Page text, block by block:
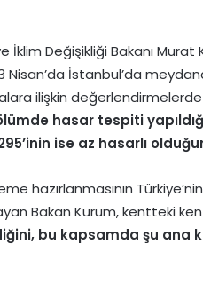
İklim Değişikliği Bakanı Murat
Nisan’da İstanbul’da
ilişkin
hasar tespiti
ise az hasarlı
hazırlanmasının
Bakan Kurum, kentteki
bu kapsamda şu ana